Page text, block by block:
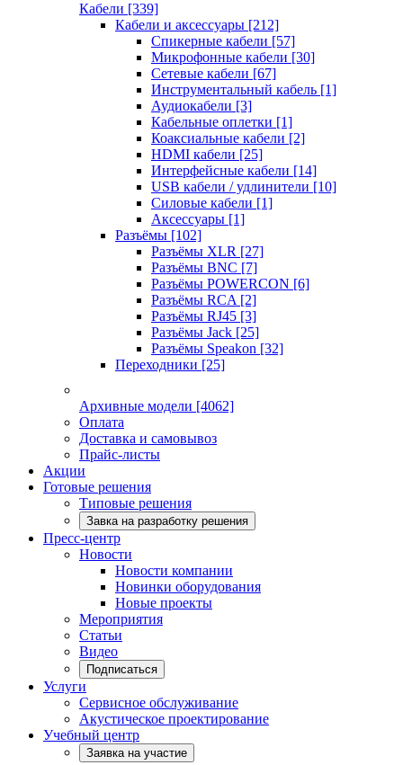
Кабели [339]
Кабели и аксессуары [212]
Спикерные кабели [57]
Микрофонные кабели [30]
Сетевые кабели [67]
Инструментальный кабель [1]
Аудиокабели [3]
Кабельные оплетки [1]
Коаксиальные кабели [2]
HDMI кабели [25]
Интерфейсные кабели [14]
USB кабели / удлинители [10]
Силовые кабели [1]
Аксессуары [1]
Разъёмы [102]
Разъёмы XLR [27]
Разъёмы BNC [7]
Разъёмы POWERCON [6]
Разъёмы RCA [2]
Разъёмы RJ45 [3]
Разъёмы Jack [25]
Разъёмы Speakon [32]
Переходники [25]
Архивные модели [4062]
Оплата
Доставка и самовывоз
Прайс-листы
Акции
Готовые решения
Типовые решения
Завка на разработку решения
Пресс-центр
Новости
Новости компании
Новинки оборудования
Новые проекты
Мероприятия
Статьи
Видео
Подписаться
Услуги
Сервисное обслуживание
Акустическое проектирование
Учебный центр
Заявка на участие